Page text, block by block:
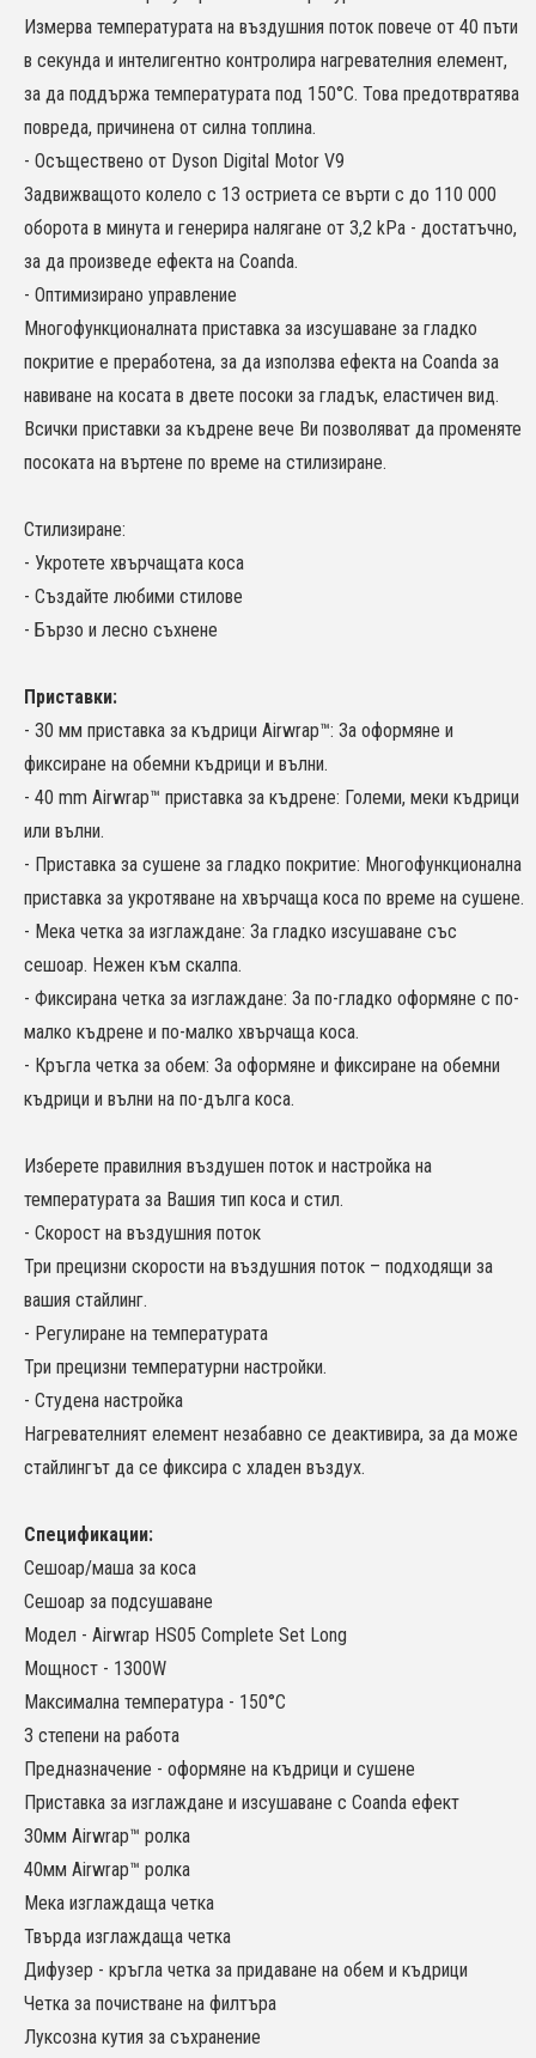
Измерва температурата на въздушния поток повече от 40 пъти
в секунда и интелигентно контролира нагревателния елемент,
за да поддържа температурата под 150°C. Това предотвратява
повреда, причинена от силна топлина.
- Осъществено от Dyson Digital Motor V9
Задвижващото колело с 13 остриета се върти с до 110 000
оборота в минута и генерира налягане от 3,2 kPa - достатъчно,
за да произведе ефекта на Coanda.
- Оптимизирано управление
Многофункционалната приставка за изсушаване за гладко
покритие е преработена, за да използва ефекта на Coanda за
навиване на косата в двете посоки за гладък, еластичен вид.
Всички приставки за къдрене вече Ви позволяват да променяте
посоката на въртене по време на стилизиране.
Стилизиране:
- Укротете хвърчащата коса
- Създайте любими стилове
- Бързо и лесно съхнене
Приставки:
- 30 мм приставка за къдрици Airwrap™: За оформяне и
фиксиране на обемни къдрици и вълни.
- 40 mm Airwrap™ приставка за къдрене: Големи, меки къдрици
или вълни.
- Приставка за сушене за гладко покритие: Многофункционална
приставка за укротяване на хвърчаща коса по време на сушене.
- Мека четка за изглаждане: За гладко изсушаване със
сешоар. Нежен към скалпа.
- Фиксирана четка за изглаждане: За по-гладко оформяне с по-
малко къдрене и по-малко хвърчаща коса.
- Кръгла четка за обем: За оформяне и фиксиране на обемни
къдрици и вълни на по-дълга коса.
Изберете правилния въздушен поток и настройка на
температурата за Вашия тип коса и стил.
- Скорост на въздушния поток
Три прецизни скорости на въздушния поток – подходящи за
вашия стайлинг.
- Регулиране на температурата
Три прецизни температурни настройки.
- Студена настройка
Нагревателният елемент незабавно се деактивира, за да може
стайлингът да се фиксира с хладен въздух.
Спецификации:
Сешоар/маша за коса
Сешоар за подсушаване
Модел - Airwrap HS05 Complete Set Long
Мощност - 1300W
Максимална температура - 150°C
3 степени на работа
Предназначение - оформяне на къдрици и сушене
Приставка за изглаждане и изсушаване с Coanda ефект
30мм Airwrap™ ролка
40мм Airwrap™ ролка
Мека изглаждаща четка
Твърда изглаждаща четка
Дифузер - кръгла четка за придаване на обем и къдрици
Четка за почистване на филтъра
Луксозна кутия за съхранение